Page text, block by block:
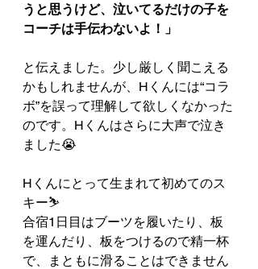
うと思うけど、泣いてるだけの子を
コーチは手伝わないよ！」
と伝えました。少し厳しく聞こえる
かもしれませんが、Hくんには“コラ
ボ”を誤って理解して欲しくなかった
のです。Hくんはさらに大声で泣き
ました😭
Hくんにとって生まれて初めてのス
キー⛷️
合宿1日目はブーツを履いたり、板
を運んだり、板をつけるので精一杯
で、まともに滑ることはできません